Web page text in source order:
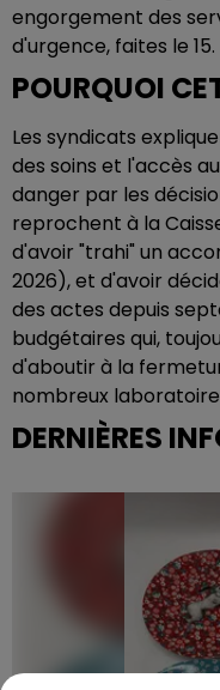
engorgement des
d'urgence, faites le 15.
POURQUOI
Les syndicats
des soins et l'accès
danger par les
reprochent à la
d'avoir "trahi" un
2026), et d'avoir
des actes depuis
budgétaires qui,
d'aboutir à la
nombreux
DERNIÈRES